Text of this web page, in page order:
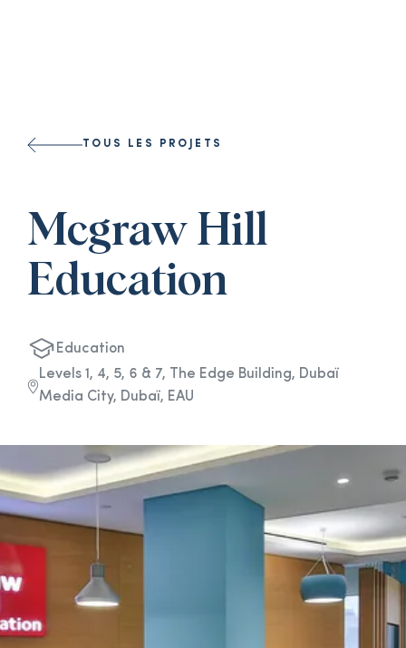
TOUS LES PROJETS
Mcgraw Hill
Education
Education
Levels 1, 4, 5, 6 & 7, The Edge Building, Dubaï
Media City, Dubaï, EAU